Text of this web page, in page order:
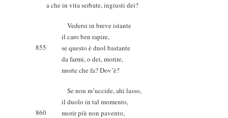
a che in vita serbate, ingiusti dei?
Vedersi in breve istante
il caro ben rapire,
855
se questo è duol bastante
da farmi, o dei, morire,
morte che fa? Dov’è?
Se non m’uccide, ahi lasso,
il duolo in tal momento,
860
morir più non pavento,